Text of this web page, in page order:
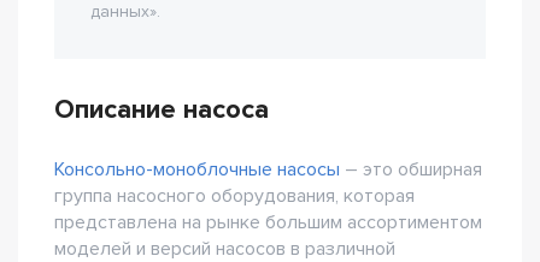
данных».
Описание насоса
Консольно-моноблочные насосы – это обширная
группа насосного оборудования, которая
представлена на рынке большим ассортиментом
моделей и версий насосов в различной